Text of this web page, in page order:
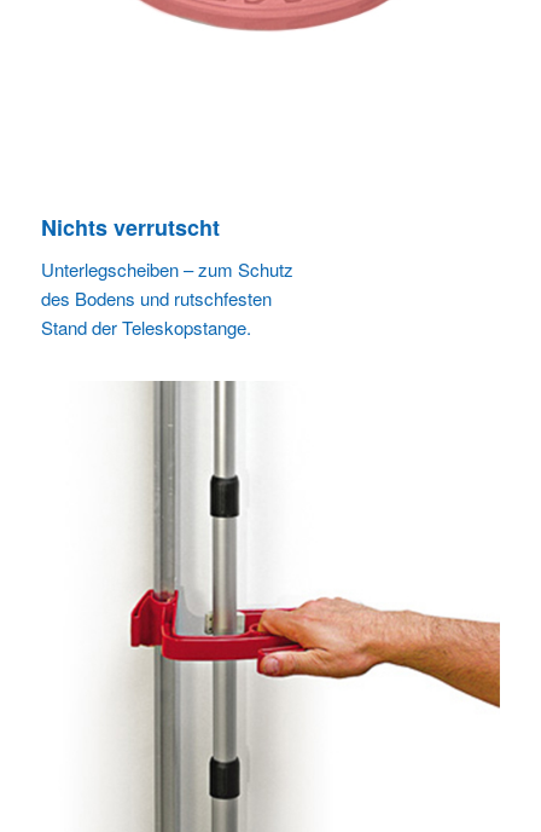
Nichts verrutscht
Unterlegscheiben – zum Schutz
des Bodens und rutschfesten
Stand der Teleskopstange.